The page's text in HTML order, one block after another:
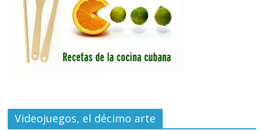
Videojuegos, el décimo arte